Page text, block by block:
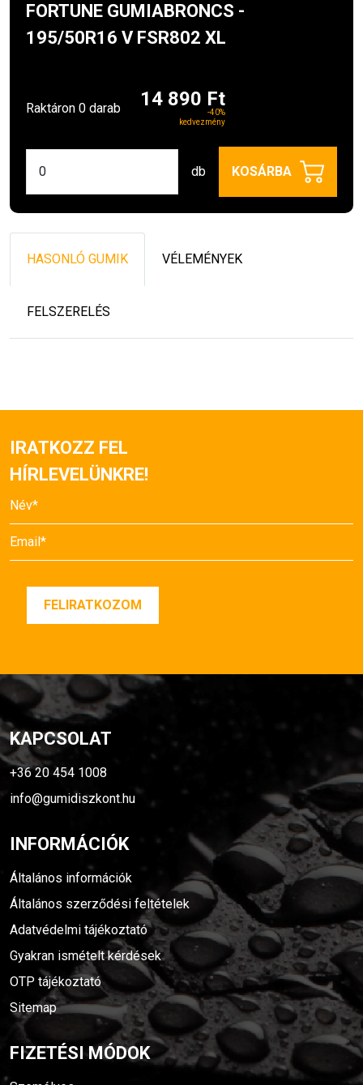
FORTUNE GUMIABRONCS -
195/50R16 V FSR802 XL
Raktáron 0 darab 14 890 Ft
-40%
kedvezmény
db KOSÁRBA
HASONLÓ GUMIK VÉLEMÉNYEK
FELSZERELÉS
IRATKOZZ FEL
HÍRLEVELÜNKRE!
KAPCSOLAT
+36 20 454 1008
info@gumidiszkont.hu
INFORMÁCIÓK
Általános információk
Általános szerződési feltételek
Adatvédelmi tájékoztató
Gyakran ismételt kérdések
OTP tájékoztató
Sitemap
FIZETÉSI MÓDOK